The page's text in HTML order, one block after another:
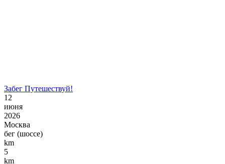
Забег Путешествуй!
12
июня
2026
Москва
бег (шоссе)
km
5
km